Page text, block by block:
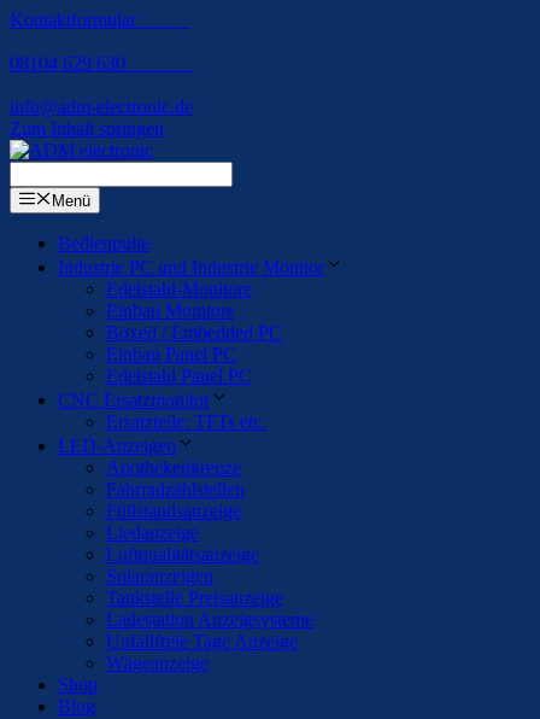
Kontaktformular
08104 629 630
info@adm-electronic.de
Zum Inhalt springen
Menü
Bedienpulte
Industrie PC und Industrie Monitor
Edelstahl-Monitore
Einbau Monitore
Boxed / Embedded PC
Einbau Panel PC
Edelstahl Panel PC
CNC Ersatzmonitor
Ersatzteile: TFTs etc.
LED-Anzeigen
Apothekenkreuze
Fahrradzählstellen
Füllstandsanzeige
Liedanzeige
Luftqualitätsanzeige
Solaranzeigen
Tankstelle Preisanzeige
Ladestation Anzeigsysteme
Unfallfreie Tage Anzeige
Wägeanzeige
Shop
Blog